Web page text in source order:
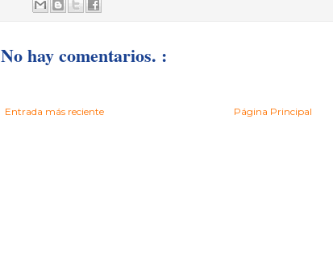
No hay comentarios. :
Entrada más reciente Página Principal